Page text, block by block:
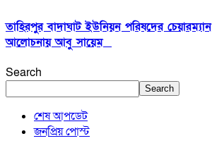
তাহিরপুর বাদাঘাট ইউনিয়ন পরিষদের চেয়ারম্যান
আলোচনায় আবু সায়েম
Search
Search
শেষ আপডেট
জনপ্রিয় পোস্ট